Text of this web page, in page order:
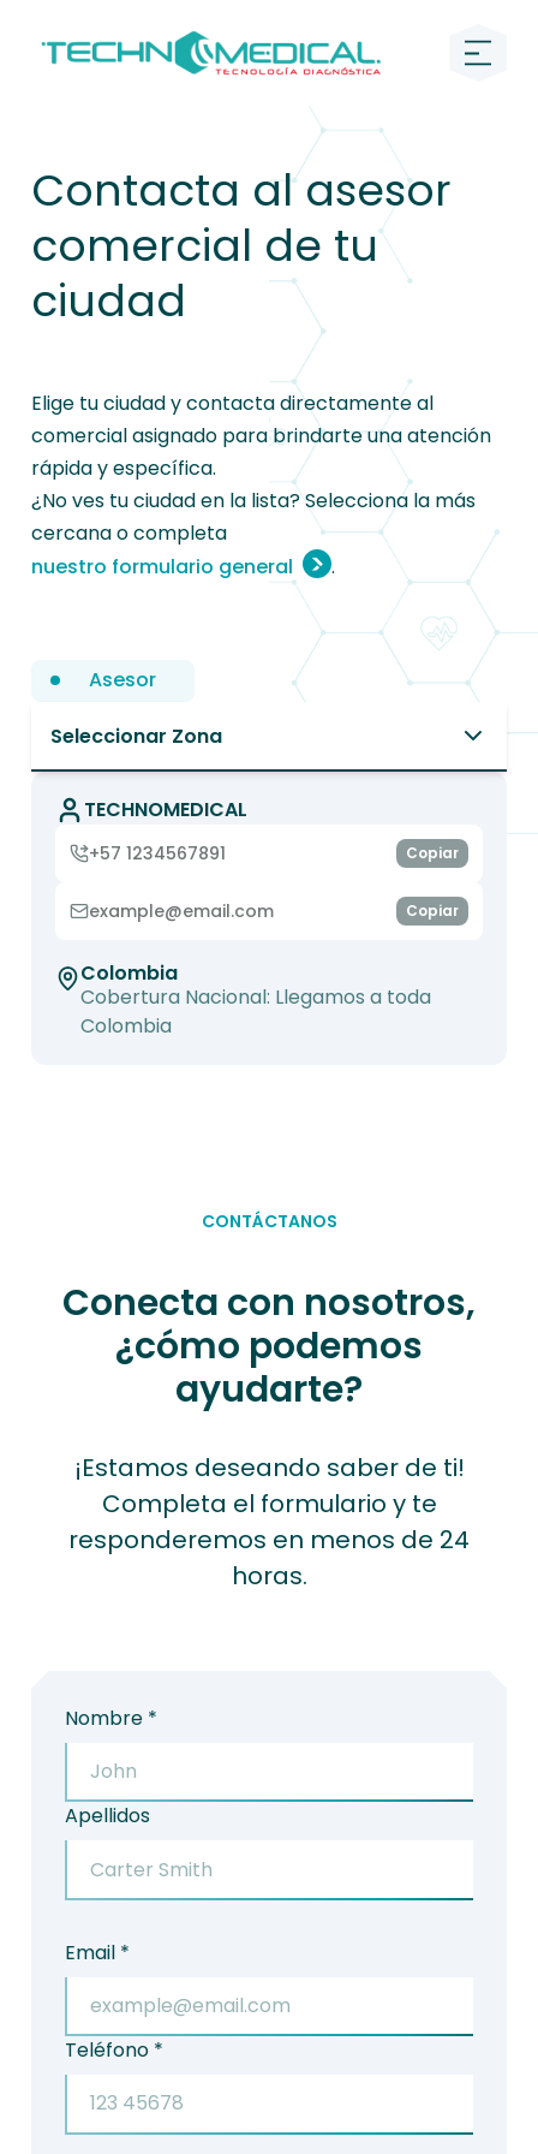
Contacta al asesor
comercial de tu
ciudad
Elige tu ciudad y contacta directamente al
comercial asignado para brindarte una atención
rápida y específica.
¿No ves tu ciudad en la lista? Selecciona la más
cercana o completa
nuestro formulario general
.
Asesor
Seleccionar Zona
TECHNOMEDICAL
+57 1234567891 Copiar
example@email.com Copiar
Colombia
Cobertura Nacional: Llegamos a toda
Colombia
CONTÁCTANOS
Conecta con nosotros,
¿cómo podemos
ayudarte?
¡Estamos deseando saber de ti!
Completa el formulario y te
responderemos en menos de 24
horas.
Nombre *
Apellidos
Email *
Teléfono *